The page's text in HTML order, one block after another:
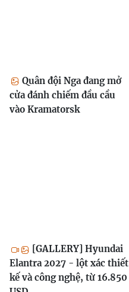
Quân đội Nga đang mở
cửa đánh chiếm đầu cầu
vào Kramatorsk
[GALLERY] Hyundai
Elantra 2027 - lột xác thiết
kế và công nghệ, từ 16.850